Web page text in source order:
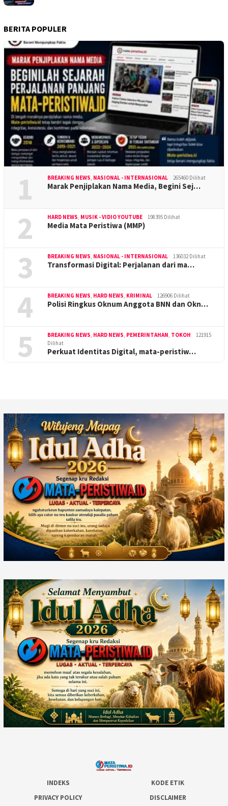
BERITA POPULER
1 BREAKING NEWS, NASIONAL - INTERNASIONAL 265460 Dilihat
Marak Penjiplakan Nama Media, Begini Sej…
2 HARD NEWS, MUSIK - VIDIO YOUTUBE 198395 Dilihat
Media Mata Peristiwa (MMP)
3 BREAKING NEWS, NASIONAL - INTERNASIONAL 136032 Dilihat
Transformasi Digital: Perjalanan dari ma…
4 BREAKING NEWS, HARD NEWS, KRIMINAL 126906 Dilihat
Polisi Ringkus Oknum Anggota BNN dan Okn…
5 BREAKING NEWS, HARD NEWS, PEMERINTAHAN, TOKOH
121915
Dilihat
Perkuat Identitas Digital, mata-peristiw…
INDEKS
KODE ETIK
PRIVACY POLICY
DISCLAIMER